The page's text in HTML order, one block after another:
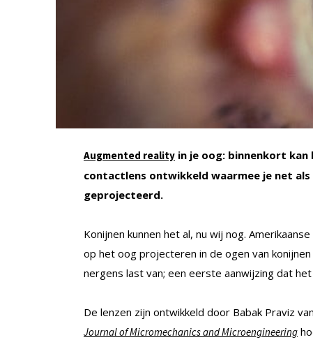
Augmented reality in je oog: binnenkort kan
contactlens ontwikkeld waarmee je net
geprojecteerd.
Konijnen kunnen het al, nu wij nog.
op het oog projecteren in de ogen van
nergens last van; een eerste aanwijzing dat
De lenzen zijn ontwikkeld door Babak Praviz
Journal of Micromechanics and Microengineering